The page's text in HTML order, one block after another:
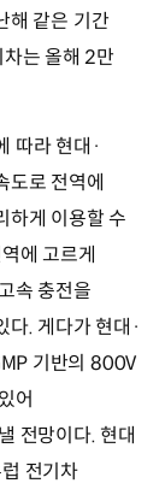
해 같은 기간
는 올해 2만
따라 현대·
도로 전역에
하게 이용할 수
에 고르게
속 충전을
다. 게다가 현대·
기반의 800V
어
전망이다. 현대
전기차